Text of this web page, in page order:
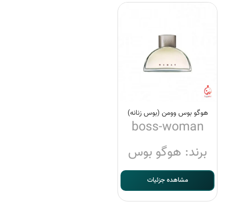
هوگو بوس وومن (بوس زنانه)
boss-woman
برند: هوگو بوس
مشاهده جزئیات